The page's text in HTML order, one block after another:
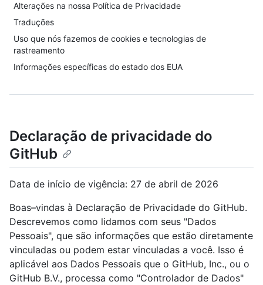
Alterações na nossa Política de Privacidade
Traduções
Uso que nós fazemos de cookies e tecnologias de
rastreamento
Informações específicas do estado dos EUA
Declaração de privacidade do
GitHub
Data de início de vigência: 27 de abril de 2026
Boas–vindas à Declaração de Privacidade do GitHub.
Descrevemos como lidamos com seus "Dados
Pessoais", que são informações que estão diretamente
vinculadas ou podem estar vinculadas a você. Isso é
aplicável aos Dados Pessoais que o GitHub, Inc., ou o
GitHub B.V., processa como "Controlador de Dados"